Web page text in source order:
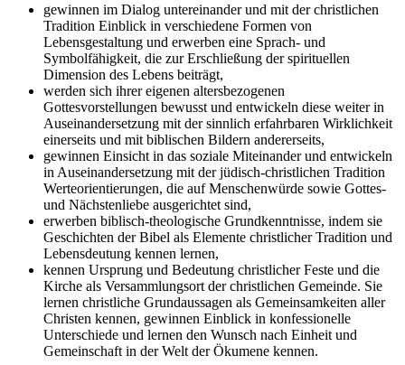
gewinnen im Dialog untereinander und mit der christlichen
Tradition Einblick in verschiedene Formen von
Lebensgestaltung und erwerben eine Sprach- und
Symbolfähigkeit, die zur Erschließung der spirituellen
Dimension des Lebens beiträgt,
werden sich ihrer eigenen altersbezogenen
Gottesvorstellungen bewusst und entwickeln diese weiter in
Auseinandersetzung mit der sinnlich erfahrbaren Wirklichkeit
einerseits und mit biblischen Bildern andererseits,
gewinnen Einsicht in das soziale Miteinander und entwickeln
in Auseinandersetzung mit der jüdisch-christlichen Tradition
Werteorientierungen, die auf Menschenwürde sowie Gottes-
und Nächstenliebe ausgerichtet sind,
erwerben biblisch-theologische Grundkenntnisse, indem sie
Geschichten der Bibel als Elemente christlicher Tradition und
Lebensdeutung kennen lernen,
kennen Ursprung und Bedeutung christlicher Feste und die
Kirche als Versammlungsort der christlichen Gemeinde. Sie
lernen christliche Grundaussagen als Gemeinsamkeiten aller
Christen kennen, gewinnen Einblick in konfessionelle
Unterschiede und lernen den Wunsch nach Einheit und
Gemeinschaft in der Welt der Ökumene kennen.